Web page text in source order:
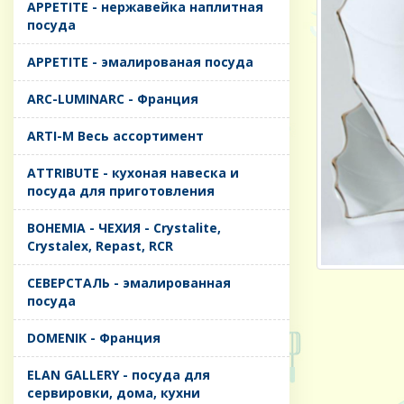
APPETITE - нержавейка наплитная
посуда
APPETITE - эмалированая посуда
ARC-LUMINARC - Франция
ARTI-M Весь ассортимент
ATTRIBUTE - кухоная навеска и
посуда для приготовления
BOHEMIA - ЧЕХИЯ - Crystalite,
Crystalex, Repast, RCR
CЕВЕРСТАЛЬ - эмалированная
посуда
DOMENIK - Франция
ELAN GALLERY - посуда для
сервировки, дома, кухни